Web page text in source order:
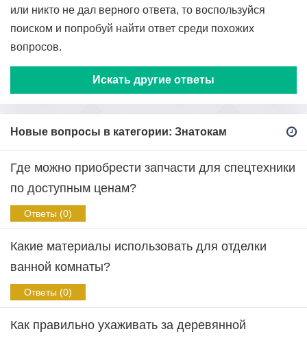
или никто не дал верного ответа, то воспользуйся
поиском и попробуй найти ответ среди похожих
вопросов.
Искать другие ответы
Новые вопросы в категории: Знатокам
Где можно приобрести запчасти для спецтехники
по доступным ценам?
Ответы (0)
Какие материалы использовать для отделки
ванной комнаты?
Ответы (0)
Как правильно ухаживать за деревянной